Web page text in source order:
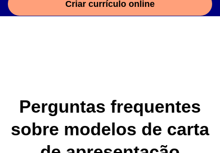
Criar currículo online
Perguntas frequentes
sobre modelos de carta